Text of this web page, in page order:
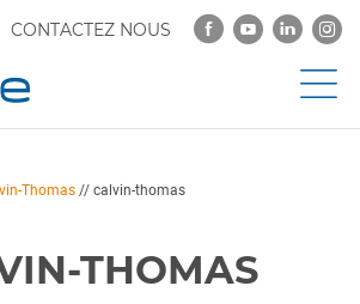
CONTACTEZ NOUS
Thomas // calvin-thomas
THOMAS